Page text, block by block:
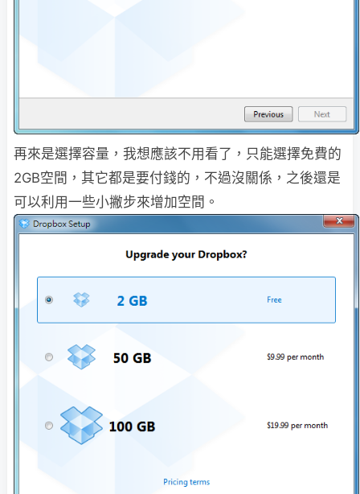
再來是選擇容量，我想應該不用看了，只能選擇免費的
2GB空間，其它都是要付錢的，不過沒關係，之後還是
可以利用一些小撇步來增加空間。